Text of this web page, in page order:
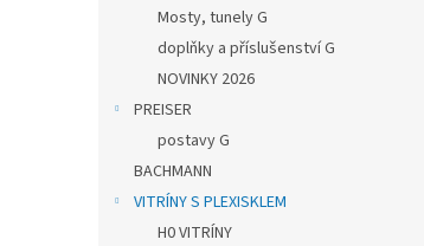
Mosty, tunely G
doplňky a příslušenství G
NOVINKY 2026
PREISER
postavy G
BACHMANN
VITRÍNY S PLEXISKLEM
H0 VITRÍNY